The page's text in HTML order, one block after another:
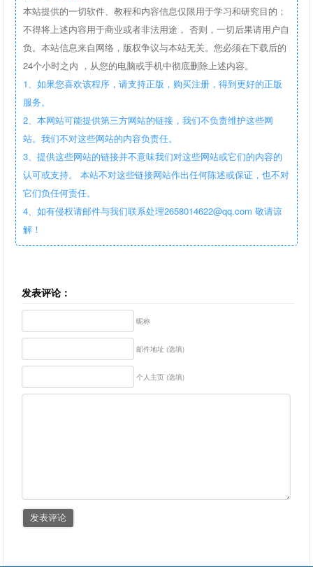
本站提供的一切软件、教程和内容信息仅限用于学习和研究目的；
不得将上述内容用于商业或者非法用途， 否则，一切后果请用户自
负。本站信息来自网络，版权争议与本站无关。您必须在下载后的
24个小时之内 ，从您的电脑或手机中彻底删除上述内容。
1、如果您喜欢该程序，请支持正版，购买注册，得到更好的正版
服务。
2、本网站可能提供第三方网站的链接，我们不负责维护这些网
站。我们不对这些网站的内容负责任。
3、提供这些网站的链接并不意味我们对这些网站或它们的内容的
认可或支持。 本站不对这些链接网站作出任何陈述或保证，也不对
它们负任何责任。
4、如有侵权请邮件与我们联系处理2658014622@qq.com 敬请谅
解！
发表评论：
昵称
邮件地址 (选填)
个人主页 (选填)